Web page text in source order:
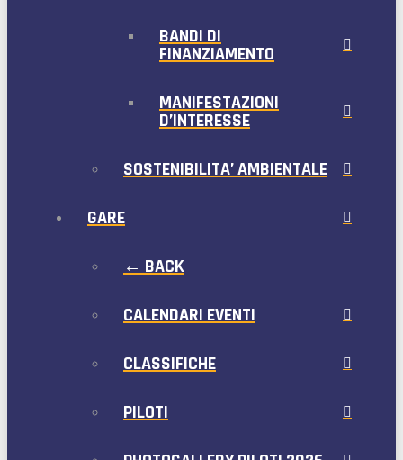
BANDI DI
FINANZIAMENTO
MANIFESTAZIONI
D’INTERESSE
SOSTENIBILITA’ AMBIENTALE
GARE
← BACK
CALENDARI EVENTI
CLASSIFICHE
PILOTI